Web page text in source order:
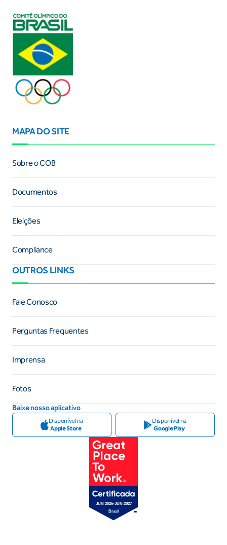
MAPA DO SITE
Sobre o COB
Documentos
Eleições
Compliance
OUTROS LINKS
Fale Conosco
Perguntas Frequentes
Imprensa
Fotos
Baixe nosso aplicativo
Disponível na
Apple Store
Disponível na
Google Play